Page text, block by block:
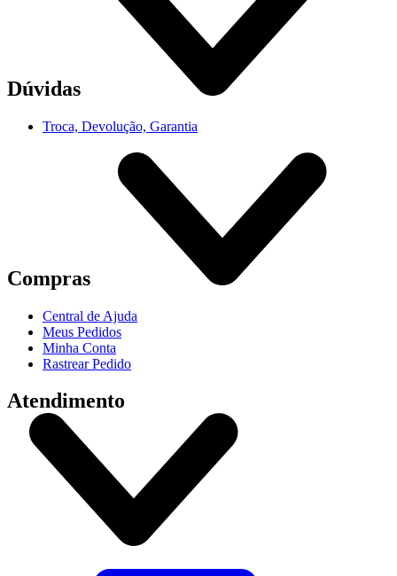
Dúvidas
Troca, Devolução, Garantia
Compras
Central de Ajuda
Meus Pedidos
Minha Conta
Rastrear Pedido
Atendimento